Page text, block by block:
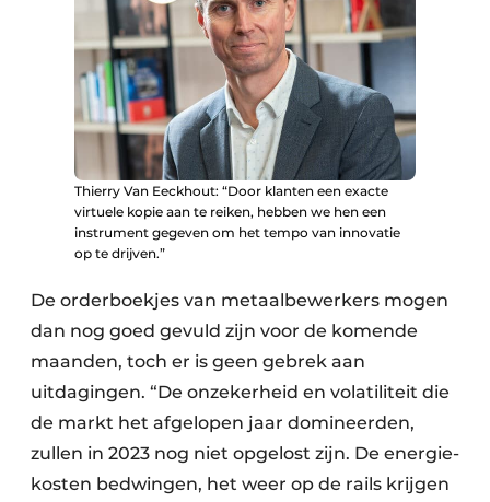
Thierry Van Eeckhout: “Door klanten een exacte
virtuele kopie aan te reiken, hebben we hen een
instrument gegeven om het tempo van innovatie
op te drijven.”
De orderboekjes van metaalbewerkers mogen
dan nog goed gevuld zijn voor de komende
maanden, toch er is geen gebrek aan
uitdagingen. “De onzekerheid en volatiliteit die
de markt het afgelopen jaar domineerden,
zullen in 2023 nog niet opgelost zijn. De energie­
kosten bedwingen, het weer op de rails krijgen